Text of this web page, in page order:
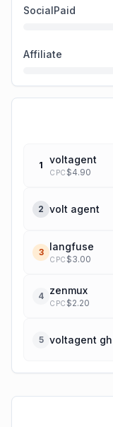
SocialPaid
Affiliate
1 voltagent
CPC $4.90
2 volt agent
3 langfuse
CPC $3.00
4 zenmux
CPC $2.20
5 voltagent gh